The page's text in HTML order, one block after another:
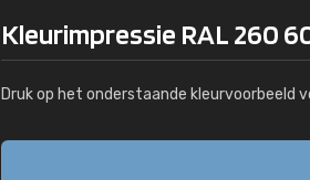
Kleurimpressie RAL 260
Druk op het onderstaande kleurvoorbeeld